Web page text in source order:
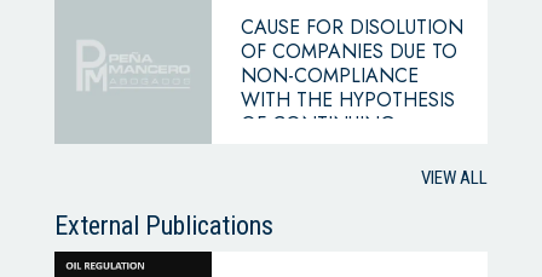
CAUSE FOR DISOLUTION
OF COMPANIES DUE TO
NON-COMPLIANCE
WITH THE HYPOTHESIS
OF CONTINUING
VIEW ALL
External Publications